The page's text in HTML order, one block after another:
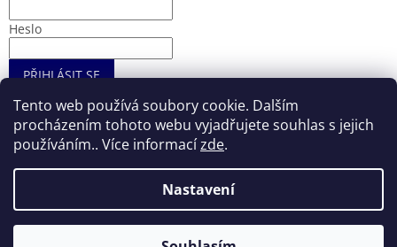
Tento web používá soubory cookie. Dalším
procházením tohoto webu vyjadřujete souhlas s jejich
používáním.. Více informacízde.
Nastavení
Heslo
PŘIHLÁSIT SE
Nová registraceZapomenuté heslo
Copyright 2026Entryshop.cz. Všechna práva vyhrazena.